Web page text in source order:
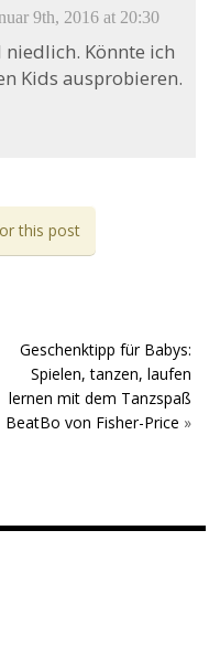
9th, 2016 at 20:30
niedlich. Könnte ich
Kids ausprobieren.
this post
Geschenktipp für Babys:
Spielen, tanzen, laufen
lernen mit dem Tanzspaß
BeatBo von Fisher-Price »